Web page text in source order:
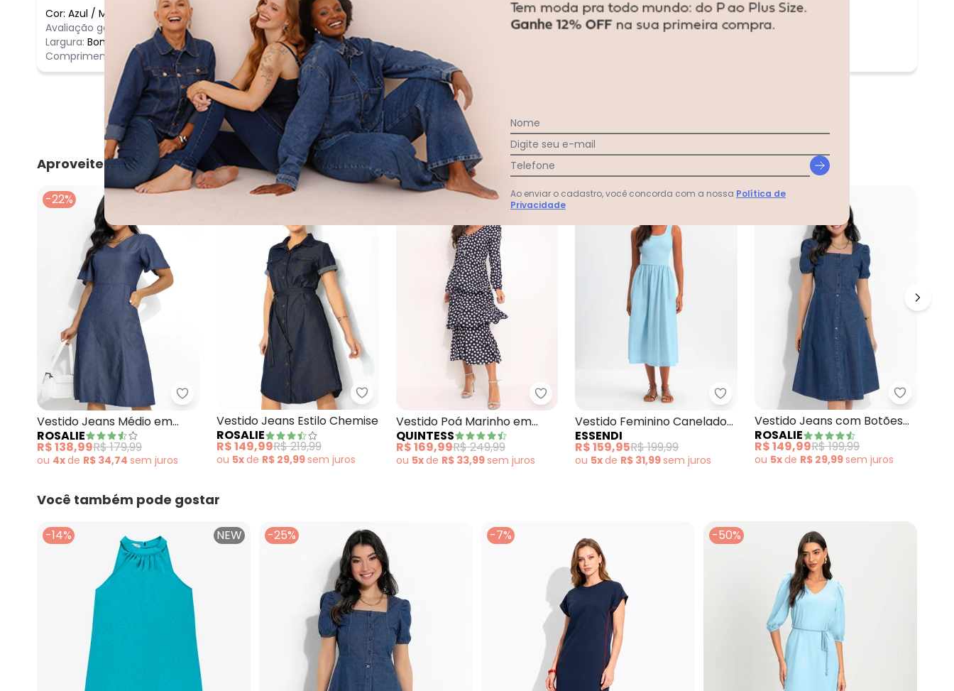
Cor: Azul / M
Avaliação geral do produto: Incrível
Largura: Bom
Comprimento:
Bom
Comentário:
Incrível
Ver todas as avaliações
Aproveite e compre junto
-22%
Rosalie - Vestido Jeans Médio em Jeans Leve
Vestido Jeans Médio em
Jeans Leve
ROSALIE
R$ 138,99R$ 179,99
ou 4xde R$ 34,74 sem juros
-31%
Rosalie - Vestido Jeans Estilo Chemise
Vestido Jeans Estilo Chemise
ROSALIE
R$ 149,99R$ 219,99
ou 5xde R$ 29,99sem juros
-32%
Quintess - Vestido Poá Marinho em Viscose Plana
Vestido Poá Marinho em
Viscose Plana
QUINTESS
R$ 169,99R$ 249,99
ou 5xde R$ 33,99sem juros
-20%
Essendi - Vestido Feminino Canelado Azul
Vestido Feminino Canelado
Azul
ESSENDI
R$ 159,95R$ 199,99
ou 5xde R$ 31,99semjuros
-25%
Rosalie -
Vestido Jeans com Botões
Moda Evangélica
ROSALIE
R$ 149,99R$ 199,99
ou 5xde R$ 29,99semjuros
Você também pode gostar
-14% NEW -25% -7% -50%
Nome
Digite seu e-mail
Telefone
Ao enviar o cadastro, você concorda com a nossa Política de
Privacidade